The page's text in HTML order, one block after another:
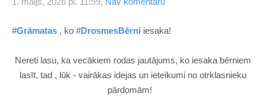
#Grāmatas , ko #DrosmesBērni iesaka!
Nereti lasu, ka vecākiem rodas jautājums, ko iesaka bērniem
lasīt, tad , lūk - vairākas idejas un ieteikumi no otrklasnieku
pārdomām!